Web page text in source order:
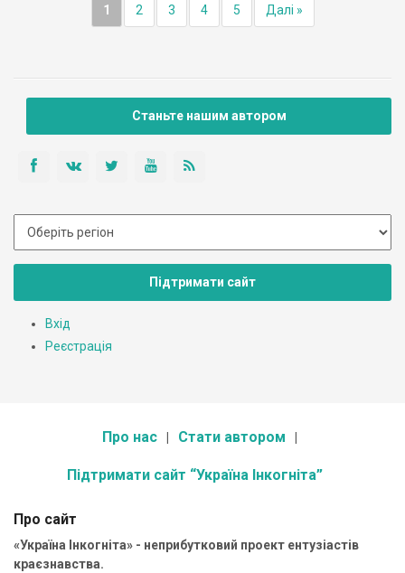
1 2 3 4 5 Далі »
Станьте нашим автором
Підтримати сайт
Вхід
Реєстрація
Про нас Стати автором
Підтримати сайт “Україна Інкогніта”
Про сайт
«Україна Інкогніта» - неприбутковий проект ентузіастів
краєзнавства.